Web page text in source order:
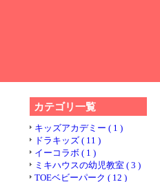
カテゴリ一覧
キッズアカデミー ( 1 )
ドラキッズ ( 11 )
イーコラボ ( 1 )
ミキハウスの幼児教室 ( 3 )
TOEベビーパーク ( 12 )